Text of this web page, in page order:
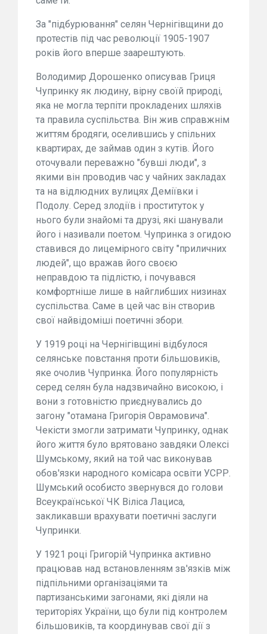
За "підбурювання" селян Чернігівщини до
протестів під час революції 1905-1907
років його вперше заарештують.
Володимир Дорошенко описував Гриця
Чупринку як людину, вірну своїй природі,
яка не могла терпіти прокладених шляхів
та правила суспільства. Він жив справжнім
життям бродяги, оселившись у спільних
квартирах, де займав один з кутів. Його
оточували переважно "бувші люди", з
якими він проводив час у чайних закладах
та на відлюдних вулицях Деміївки і
Подолу. Серед злодіїв і проституток у
нього були знайомі та друзі, які шанували
його і називали поетом. Чупринка з огидою
ставився до лицемірного світу "приличних
людей", що вражав його своєю
неправдою та підлістю, і почувався
комфортніше лише в найглибших низинах
суспільства. Саме в цей час він створив
свої найвідоміші поетичні збори.
У 1919 році на Чернігівщині відбулося
селянське повстання проти більшовиків,
яке очолив Чупринка. Його популярність
серед селян була надзвичайно високою, і
вони з готовністю приєднувались до
загону "отамана Григорія Оврамовича".
Чекісти змогли затримати Чупринку, однак
його життя було врятовано завдяки Олексі
Шумському, який на той час виконував
обов'язки народного комісара освіти УСРР.
Шумський особисто звернувся до голови
Всеукраїнської ЧК Віліса Лациса,
закликавши врахувати поетичні заслуги
Чупринки.
У 1921 році Григорій Чупринка активно
працював над встановленням зв'язків між
підпільними організаціями та
партизанськими загонами, які діяли на
територіях України, що були під контролем
більшовиків, та координував свої дії з